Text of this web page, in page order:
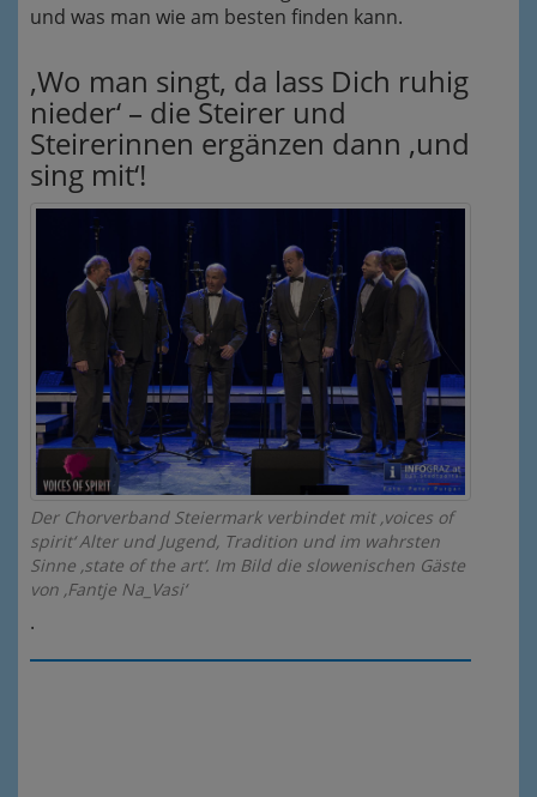
und was man wie am besten finden kann.
‚Wo man singt, da lass Dich ruhig
nieder‘ – die Steirer und
Steirerinnen ergänzen dann ‚und
sing mit‘!
Der Chorverband Steiermark verbindet mit ‚voices of
spirit‘ Alter und Jugend, Tradition und im wahrsten
Sinne ‚state of the art‘. Im Bild die slowenischen Gäste
von ‚Fantje Na_Vasi‘
.